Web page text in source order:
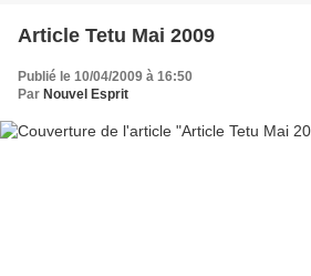
Article Tetu Mai 2009
Publié le 10/04/2009 à 16:50
Par Nouvel Esprit